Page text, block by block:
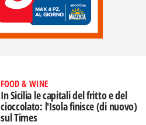
FOOD & WINE
In Sicilia le capitali del fritto e del
cioccolato: l'Isola finisce (di nuovo)
sul Times